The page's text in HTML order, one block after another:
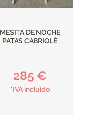
MESITA DE NOCHE
PATAS CABRIOLÉ
285 €
*IVA incluido